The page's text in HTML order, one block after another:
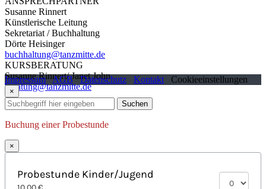
Susanne Rinnert
Künstlerische Leitung
Sekretariat / Buchhaltung
Dörte Heisinger
buchhaltung@tanzmitte.de
KURSBERATUNG
Susanne Rinnert/ Janet John
beratung@tanzmitte.de
Impressum AGB Datenschutz Kontakt Cookieeinstellungen
×
Suchen
Buchung einer Probestunde
×